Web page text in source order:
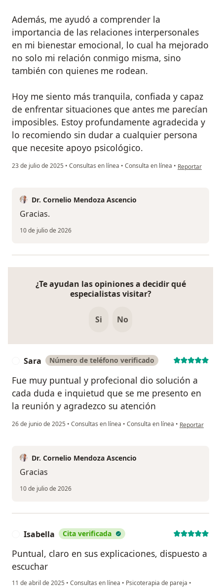
Además, me ayudó a comprender la
importancia de las relaciones interpersonales
en mi bienestar emocional, lo cual ha mejorado
no solo mi relación conmigo misma, sino
también con quienes me rodean.
Hoy me siento más tranquila, confiada y capaz
de enfrentar situaciones que antes me parecían
imposibles. Estoy profundamente agradecida y
lo recomiendo sin dudar a cualquier persona
que necesite apoyo psicológico.
23 de julio de 2025 • Consultas en línea • Consulta en línea • en opinión del
Reportar
Dr. Cornelio Mendoza Ascencio
Gracias.
10 de julio de 2026
¿Te ayudan las opiniones a decidir qué
especialistas visitar?
Si No
Sara Número de teléfono verificado
Fue muy puntual y profecional dio solución a
cada duda e inquietud que se me presento en
la reunión y agradezco su atención
26 de junio de 2025 • Consultas en línea • Consulta en línea • en opinión del
Reportar
Dr. Cornelio Mendoza Ascencio
Gracias
10 de julio de 2026
Isabella Cita verificada
Puntual, claro en sus explicaciones, dispuesto a
escuchar
11 de abril de 2025 • Consultas en línea • Psicoterapia de pareja •